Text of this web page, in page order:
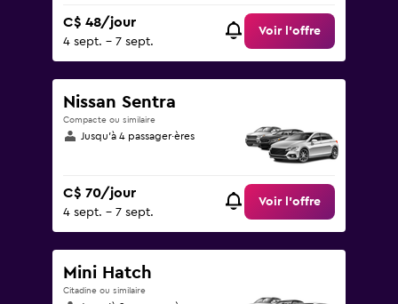
C$ 48/jour
4 sept. - 7 sept.
Voir l’offre
Nissan Sentra
Compacte ou similaire
Jusqu’à 4 passager·ères
C$ 70/jour
4 sept. - 7 sept.
Voir l’offre
Mini Hatch
Citadine ou similaire